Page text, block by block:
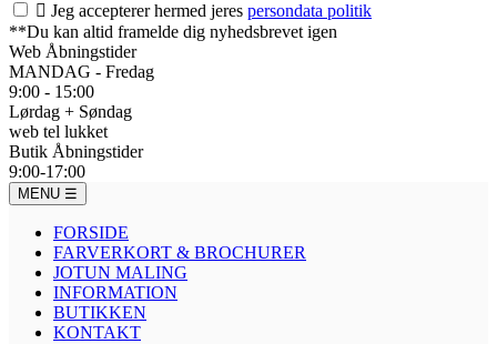
 Jeg accepterer hermed jeres persondata politik
**Du kan altid framelde dig nyhedsbrevet igen
Web Åbningstider
MANDAG - Fredag
9:00 - 15:00
Lørdag + Søndag
web tel lukket
Butik Åbningstider
9:00-17:00
MENU ☰
FORSIDE
FARVERKORT & BROCHURER
JOTUN MALING
INFORMATION
BUTIKKEN
KONTAKT